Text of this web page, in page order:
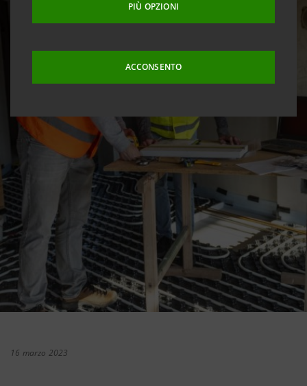
PIÙ OPZIONI
ACCONSENTO
16 marzo 2023